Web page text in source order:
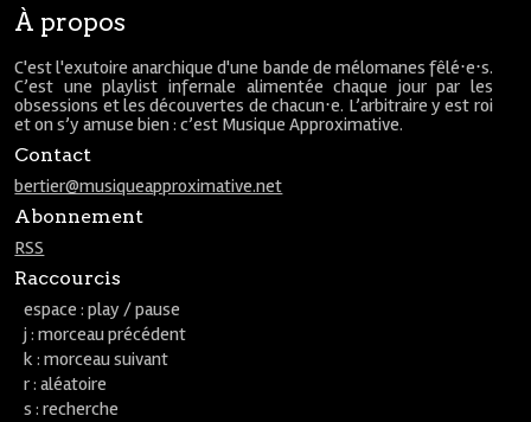
À propos
C'est l'exutoire anarchique d'une bande de mélomanes fêlé⋅e⋅s.
C’est une playlist infernale alimentée chaque jour par les
obsessions et les découvertes de chacun⋅e. L’arbitraire y est roi
et on s’y amuse bien : c’est Musique Approximative.
Contact
bertier@musiqueapproximative.net
Abonnement
RSS
Raccourcis
espace : play / pause
j : morceau précédent
k : morceau suivant
r : aléatoire
s : recherche